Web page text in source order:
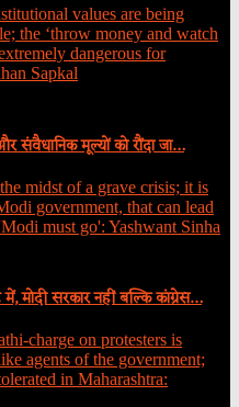
संवैधानिक मूल्यों को रौंदा जा…
मोदी सरकार नहीं बल्कि कांग्रेस…